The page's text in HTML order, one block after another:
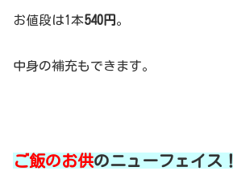
お値段は1本540円 。
中身の補充もできます。
ご飯のお供のニューフェイス！